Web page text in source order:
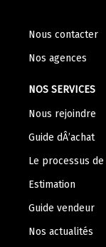
Nous contacter
Nos agences
NOS SERVICES
Nous rejoindre
Guide dÂ’achat
Le processus
Estimation
Guide vendeur
Nos actualités